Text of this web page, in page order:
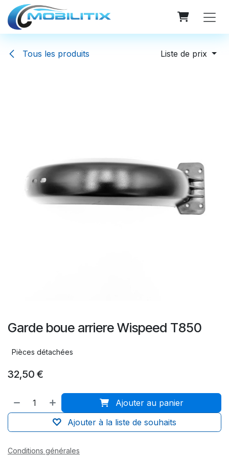
Se rendre au contenu
Tous les produits Liste de prix
Garde boue arriere Wispeed T850
Pièces détachées
32,50 €
Ajouter au panier
Ajouter à la liste de souhaits
Conditions générales